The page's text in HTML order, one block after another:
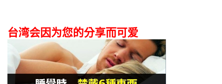
台湾会因为您的分享而可爱